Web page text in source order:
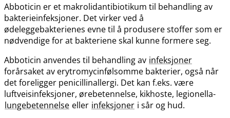
Abboticin er et makrolidantibiotikum til behandling av
bakterieinfeksjoner. Det virker ved å
ødeleggebakterienes evne til å produsere stoffer som er
nødvendige for at bakteriene skal kunne formere seg.
Abboticin anvendes til behandling av infeksjoner
forårsaket av erytromycinfølsomme bakterier, også når
det foreligger penicillinallergi. Det kan f.eks. være
luftveisinfeksjoner, ørebetennelse, kikhoste, legionella-
lungebetennelse eller infeksjoner i sår og hud.